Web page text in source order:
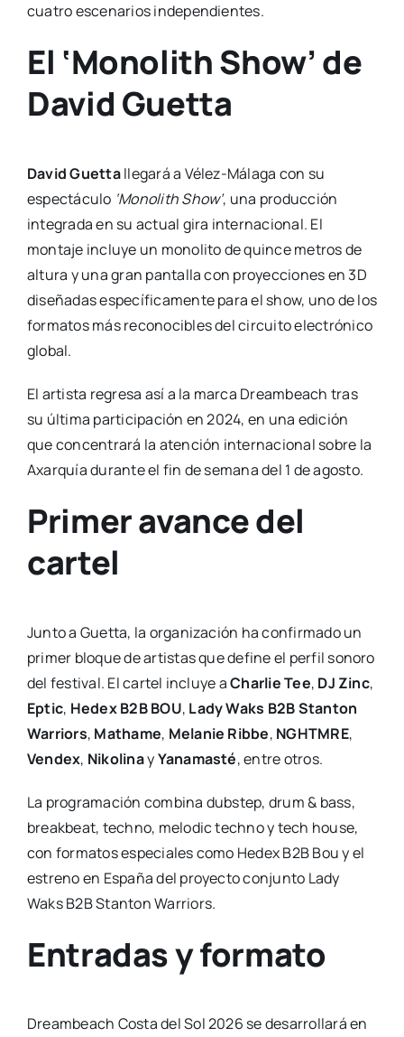
cuatro escenarios independientes.
El ‘Monolith Show’ de
David Guetta
David Guettallegará a Vélez-Málaga con su
espectáculo ‘Monolith Show’, una producción
integrada en su actual gira internacional. El
montaje incluye un monolito de quince metros de
altura y una gran pantalla con proyecciones en 3D
diseñadas específicamente para el show, uno de los
formatos más reconocibles del circuito electrónico
global.
El artista regresa así a la marca Dreambeach tras
su última participación en 2024, en una edición
que concentrará la atención internacional sobre la
Axarquía durante el fin de semana del 1 de agosto.
Primer avance del
cartel
Junto a Guetta, la organización ha confirmado un
primer bloque de artistas que define el perfil sonoro
del festival. El cartel incluye aCharlie Tee, DJ Zinc,
Eptic, Hedex B2B BOU, Lady Waks B2B Stanton
Warriors, Mathame, Melanie Ribbe, NGHTMRE,
Vendex, NikolinayYanamasté, entre otros.
La programación combina dubstep, drum & bass,
breakbeat, techno, melodic techno y tech house,
con formatos especiales como Hedex B2B Bou y el
estreno en España del proyecto conjunto Lady
Waks B2B Stanton Warriors.
Entradas y formato
Dreambeach Costa del Sol 2026 se desarrollará en